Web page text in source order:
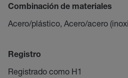
Combinación de materiales
Acero/plástico, Acero/acero
Registro
Registrado como H1